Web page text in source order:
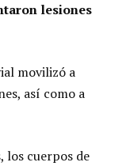
lesiones
movilizó a
así como a
los cuerpos de